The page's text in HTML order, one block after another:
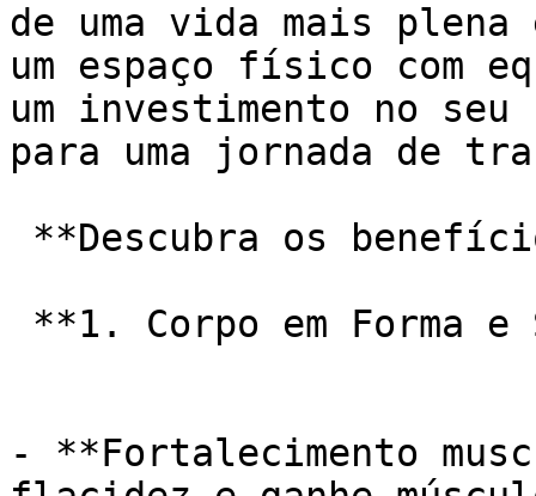
de uma vida mais
um espaço físico com
um investimento no
para uma jornada de
- **Fortalecimento